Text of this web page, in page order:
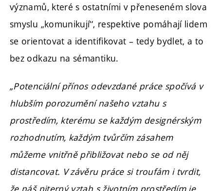
významů, které s ostatními v přeneseném slova
smyslu „komunikují‘‘, respektive pomáhají lidem
se orientovat a identifikovat – tedy bydlet, a to
bez odkazu na sémantiku.
„Potenciální přínos odevzdané práce spočívá v
hlubším porozumění našeho vztahu s
prostředím, kterému se každým designérským
rozhodnutím, každým tvůrčím zásahem
můžeme vnitřně přibližovat nebo se od něj
distancovat. V závěru práce si troufám i tvrdit,